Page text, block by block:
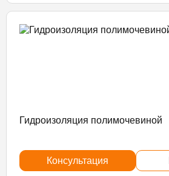
Гидроизоляция полимочевиной
Консультация